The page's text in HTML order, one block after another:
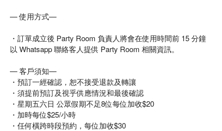
— 使用方式—
・訂單成立後 Party Room 負責人將會在使用時間前 15 分鐘
以 Whatsapp 聯絡客人提供 Party Room 相關資訊。
— 客戶須知—
・預訂一經確認，恕不接受退款及轉讓
・須提前預訂及視乎供應情況和最後確認
・星期五六日 公眾假期不足8位每位加收$20
・加時每位$25/小時
・任何橫跨時段預約，每位加收$30